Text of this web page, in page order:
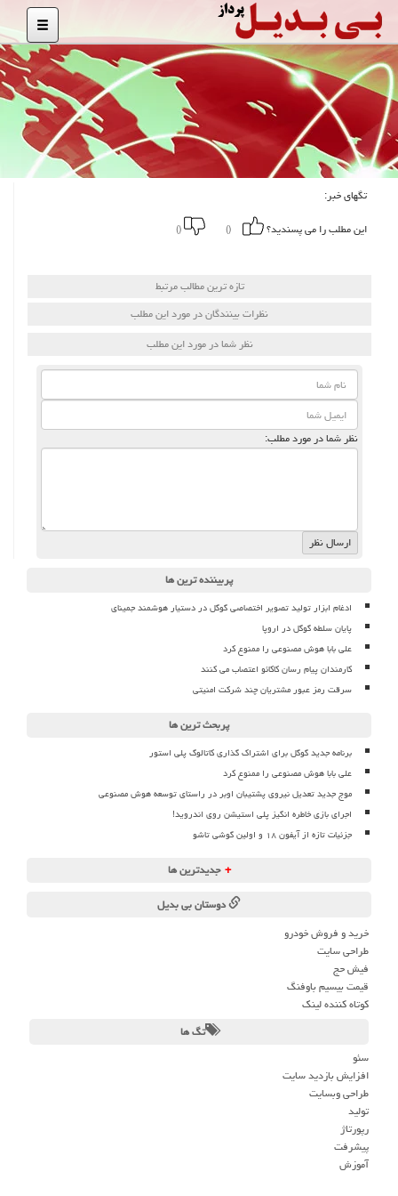
تگهای خبر:
این مطلب را می پسندید؟
()
()
تازه ترین مطالب مرتبط
نظرات بینندگان در مورد این مطلب
نظر شما در مورد این مطلب
نظر شما در مورد مطلب:
پربیننده ترین ها
ادغام ابزار تولید تصویر اختصاصی گوگل در دستیار هوشمند جمینای
پایان سلطه گوگل در اروپا
علی بابا هوش مصنوعی را ممنوع کرد
کارمندان پیام رسان کاکائو اعتصاب می کنند
سرقت رمز عبور مشتریان چند شرکت امنیتی
پربحث ترین ها
برنامه جدید گوگل برای اشتراک گذاری کاتالوگ پلی استور
علی بابا هوش مصنوعی را ممنوع کرد
موج جدید تعدیل نیروی پشتیبان اوبر در راستای توسعه هوش مصنوعی
اجرای بازی خاطره انگیز پلی استیشن روی اندروید!
جزئیات تازه از آیفون ۱۸ و اولین گوشی تاشو
+ جدیدترین ها
دوستان بی بدیل
خرید و فروش خودرو
طراحی سایت
فیش حج
قیمت بیسیم باوفنگ
کوتاه کننده لینک
تگ ها
سئو
افزایش بازدید سایت
طراحی وبسایت
تولید
رپورتاژ
پیشرفت
آموزش